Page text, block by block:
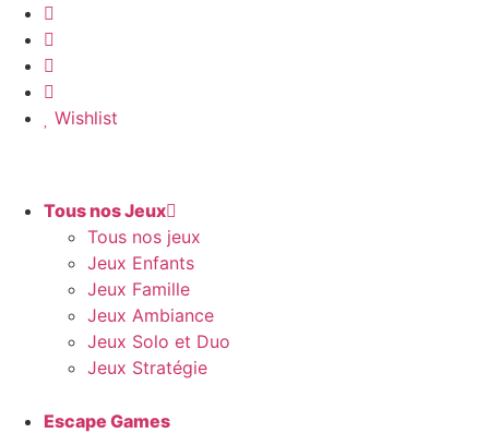
Aller
contenu
Wishlist
Tous nos Jeux
Tous nos jeux
Jeux Enfants
Jeux Famille
Jeux Ambiance
Jeux Solo et Duo
Jeux Stratégie
Escape Games